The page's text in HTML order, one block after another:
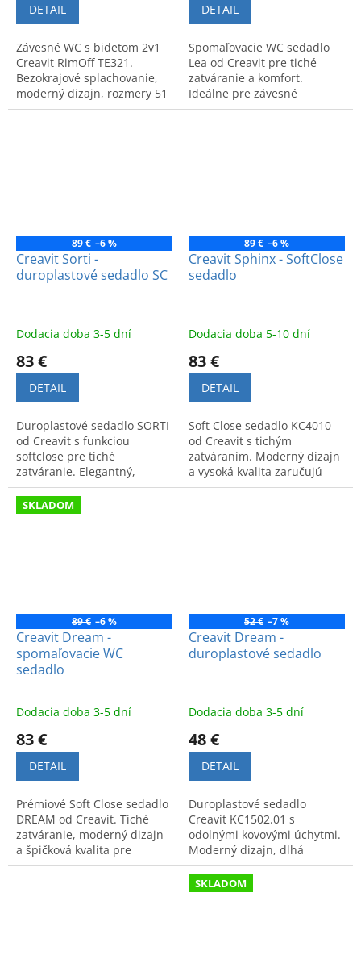
DETAIL
Závesné WC s bidetom 2v1
Creavit RimOff TE321.
Bezokrajové splachovanie,
moderný dizajn, rozmery 51
x 35,5 cm. Maximálna
DETAIL
Spomaľovacie WC sedadlo
Lea od Creavit pre tiché
zatváranie a komfort.
Ideálne pre závesné
WC+bidet 2v1. Moderný
89 € –6 %
Creavit Sorti -
duroplastové sedadlo SC
Dodacia doba 3-5 dní
83 €
DETAIL
Duroplastové sedadlo SORTI
od Creavit s funkciou
softclose pre tiché
zatváranie. Elegantný,
odolný doplnok do modernej
kúpeľne. Kód: KC2103.01.
89 € –6 %
Creavit Sphinx - SoftClose
sedadlo
Dodacia doba 5-10 dní
83 €
DETAIL
Soft Close sedadlo KC4010
od Creavit s tichým
zatváraním. Moderný dizajn
a vysoká kvalita zaručujú
komfort a dlhú životnosť vo
SKLADOM
89 € –6 %
Creavit Dream -
spomaľovacie WC
sedadlo
Dodacia doba 3-5 dní
83 €
DETAIL
Prémiové Soft Close sedadlo
DREAM od Creavit. Tiché
zatváranie, moderný dizajn
a špičková kvalita pre
maximálny komfort v
52 € –7 %
Creavit Dream -
duroplastové sedadlo
Dodacia doba 3-5 dní
48 €
DETAIL
Duroplastové sedadlo
Creavit KC1502.01 s
odolnými kovovými úchytmi.
Moderný dizajn, dlhá
životnosť a maximálny
komfort pre vašu kúpeľňu.
SKLADOM